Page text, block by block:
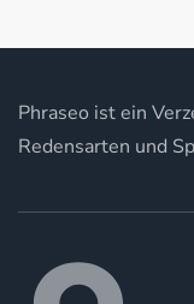
Phraseo ist ein
Redensarten und